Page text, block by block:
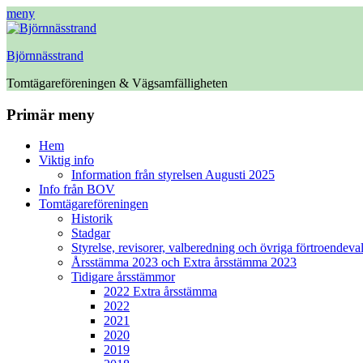
meny
Björnnässtrand
Tomtägareföreningen & Vägsamfälligheten
Facebook
Primär meny
HoppaHem
Viktig info
Information från styrelsen Augusti 2025
Info från BOV
Tomtägareföreningen
Historik
Stadgar
Styrelse, revisorer, valberedning och övriga
Årsstämma 2023 och Extra årsstämma 2023
Tidigare årsstämmor
2022 Extra årsstämma
2022
2021
2020
2019